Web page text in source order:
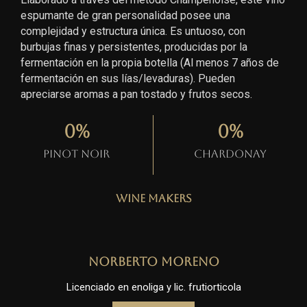
espumante de gran personalidad posee una
complejidad y estructura única. Es untuoso, con
burbujas finas y persistentes, producidas por la
fermentación en la propia botella (Al menos 7 años de
fermentación en sus lías/levaduras). Pueden
apreciarse aromas a pan tostado y frutos secos.
Pinot Noir
0%
Chardonay
0%
Wine Makers
Norberto Moreno
Licenciado en enoliga y lic. frutiorticola